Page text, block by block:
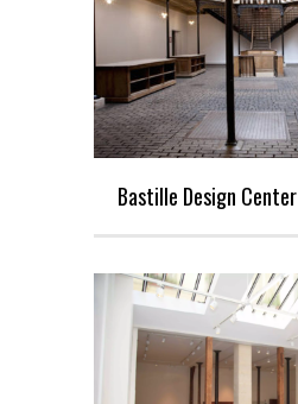
Bastille Design Center